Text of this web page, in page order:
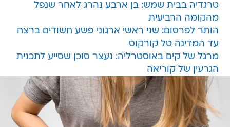
טרגדיה בבית שמש: בן ארבע נהרג לאחר שנפל
מהקומה הרביעית
הותר לפרסום: שני ראשי ארגוני פשע חשודים ברצח
עד המדינה טל קורקוס
מרגל של קים באוסטרליה: נעצר סוכן שסייע לתכנית
הגרעין של קוריאה